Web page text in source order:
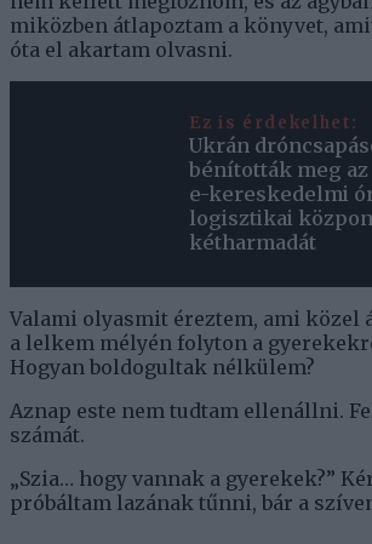
miközben átlapoztam a könyvet,
óta el akartam olvasni.
Ez is érdekelhet:
Ukrán
bénították meg az
e-kereskedelmi
logisztikai
kétharmadát
Valami olyasmit éreztem, ami közel
a lelkem mélyén folyton a
Hogyan boldogultak nélkülem?
Aznap este nem tudtam ellenállni.
számát.
„Szia… hogy vannak a gyerekek?”
próbáltam lazának tűnni, bár a